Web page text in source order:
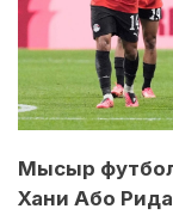
Мысыр
Хани Або